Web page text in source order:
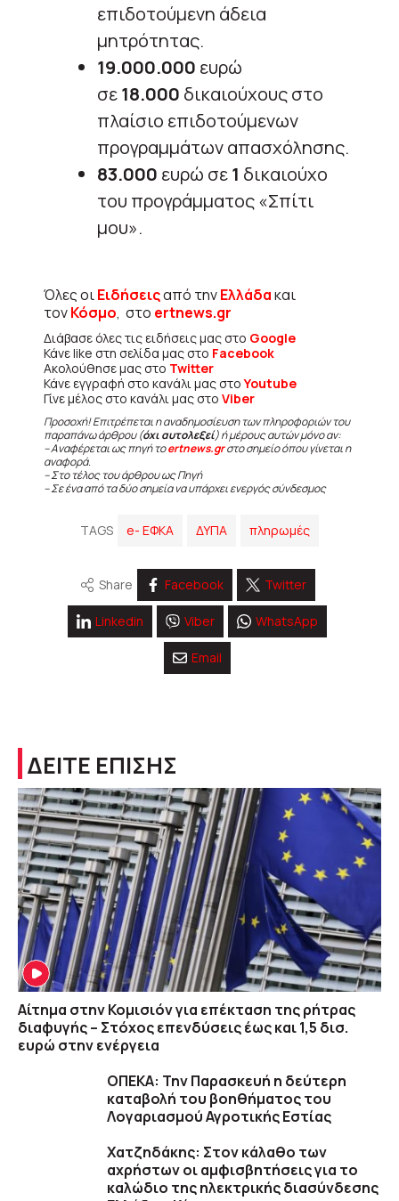
επιδοτούμενη άδεια
μητρότητας.
19.000.000 ευρώ
σε18.000 δικαιούχους στο
πλαίσιο επιδοτούμενων
προγραμμάτων απασχόλησης.
83.000 ευρώ σε1 δικαιούχο
του προγράμματος «Σπίτι
μου».
Όλες οιΕιδήσειςαπό τηνΕλλάδακαι
τονΚόσμο, στο ertnews.gr
Διάβασε όλες τις ειδήσεις μας στο Google
Κάνε like στη σελίδα μας στο Facebook
Ακολούθησε μας στο Twitter
Κάνε εγγραφή στο κανάλι μας στοYoutube
Γίνε μέλος στο κανάλι μας στο Viber
Προσοχή! Επιτρέπεται η αναδημοσίευση των πληροφοριών του
παραπάνω άρθρου (όχι αυτολεξεί) ή μέρους αυτών μόνο αν:
– Αναφέρεται ως πηγή τοertnews.grστο σημείο όπου γίνεται η
αναφορά.
– Στο τέλος του άρθρου ως Πηγή
– Σε ένα από τα δύο σημεία να υπάρχει ενεργός σύνδεσμος
TAGS e- ΕΦΚΑ ΔΥΠΑ πληρωμές
Share Facebook Twitter
Linkedin Viber WhatsApp
Email
ΔΕΙΤΕ ΕΠΙΣΗΣ
Αίτημα στην Κομισιόν για επέκταση της ρήτρας
διαφυγής – Στόχος επενδύσεις έως και 1,5 δισ.
ευρώ στην ενέργεια
ΟΠΕΚΑ: Την Παρασκευή η δεύτερη
καταβολή του βοηθήματος του
Λογαριασμού Αγροτικής Εστίας
Χατζηδάκης: Στον κάλαθο των
αχρήστων οι αμφισβητήσεις για το
καλώδιο της ηλεκτρικής διασύνδεσης